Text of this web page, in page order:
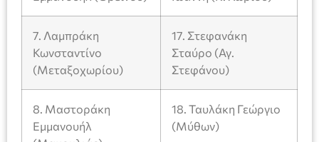
7. Λαμπράκη
Κωνσταντίνο
(Μεταξοχωρίου)
17. Στεφανάκη
Σταύρο (Αγ.
Στεφάνου)
8. Μαστοράκη
Εμμανουήλ
18. Ταυλάκη Γεώργιο
(Μύθων)